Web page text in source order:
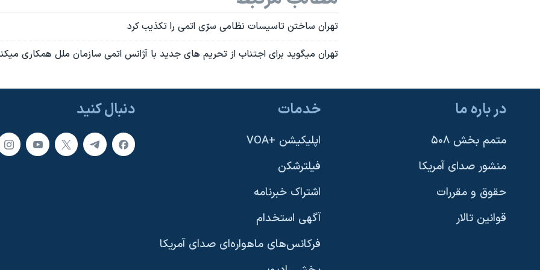
تهران ساختن تاسيسات نظامی سرّی اتمی را تکذيب کرد
تهران ميگويد برای اجتناب از تحريم های جديد با آژانس اتمی سازمان ملل همکاری
دنبال کنید در باره ما
متمم بخش ۵۰۸
منشور صدای آمریکا
حقوق و مقررات
قوانین تالار
خدمات
اپلیکیشن +VOA
فیلترشکن
اشتراک خبرنامه
آگهی استخدام
فرکانس‌های ماهواره‌ای صدای آمریکا